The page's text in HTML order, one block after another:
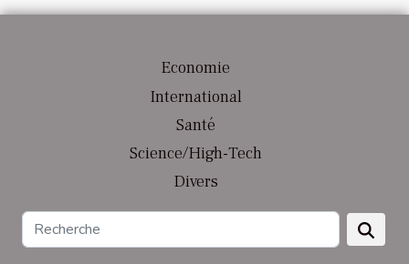
Economie
International
Santé
Science/High-Tech
Divers